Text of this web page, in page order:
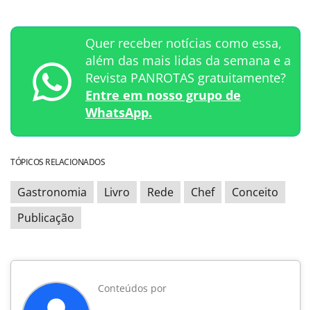
Quer receber notícias como essa,
além das mais lidas da semana e a
Revista PANROTAS gratuitamente?
Entre em nosso grupo de
WhatsApp.
TÓPICOS RELACIONADOS
Gastronomia Livro Rede Chef
Conceito
Publicação
Conteúdos por